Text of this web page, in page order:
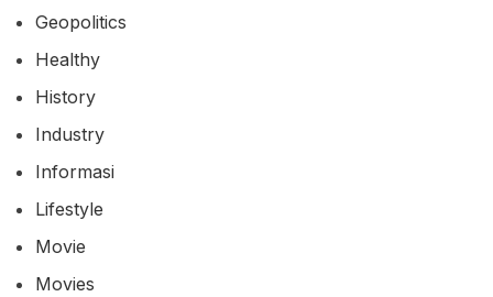
Geopolitics
Healthy
History
Industry
Informasi
Lifestyle
Movie
Movies